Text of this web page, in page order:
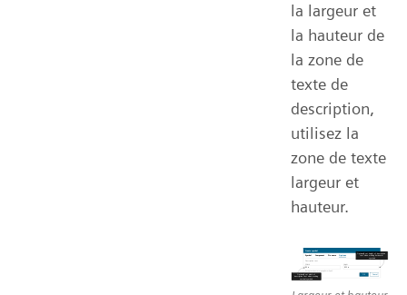
la largeur et
la hauteur de
la zone de
texte de
description,
utilisez la
zone de texte
largeur et
hauteur.